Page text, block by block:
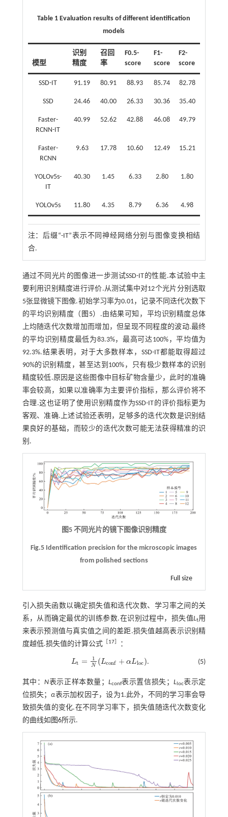
Table 1 Evaluation results of different identification
models
模型
识别
精度
召回
率
F0.5-
score
F1-
score
F2-
score
SSD-IT 91.19 80.91 88.93 85.74 82.78
SSD 24.46 40.00 26.33 30.36 35.40
Faster-
RCNN-IT
40.99 52.62 42.88 46.08 49.79
Faster-
RCNN
9.63 17.78 10.60 12.49 15.21
YOLOv5s-
IT
40.30 1.45 6.33 2.80 1.80
YOLOv5s 11.80 4.35 8.79 6.36 4.98
注： 后缀“-IT”表示不同神经网络分别与图像变换相结
合.
通过不同光片的图像进一步测试SSD-IT的性能.本试验中主
要利用识别精度进行评价.从测试集中对12个光片分别选取
5张显微镜下图像.初始学习率为0.01，记录不同迭代次数下
的平均识别精度（ 图5）.由结果可知，平均识别精度总体
上均随迭代次数增加而增加，但呈现不同程度的波动.最终
的平均识别精度最低为83.3%，最高可达100%，平均值为
92.3%.结果表明，对于大多数样本，SSD-IT都能取得超过
90%的识别精度，甚至达到100%，只有极少数样本的识别
精度较低.原因是这些图像中目标矿物含量少，此时的准确
率会较高，如果以准确率为主要评价指标，那么评价将不
合理.这也证明了使用识别精度作为SSD-IT的评价指标更为
客观、准确.上述试验还表明，足够多的迭代次数是识别结
果良好的基础，而较少的迭代次数可能无法获得精准的识
别.
图5 不同光片的镜下图像识别精度
Fig.5 Identification precision for the microscopic images
from polished sections
Full size
引入损失函数以确定损失值和迭代次数、学习率之间的关
系，从而确定最优的训练参数.在识别过程中，损失值Lt用
来表示预测值与真实值之间的差距.损失值越高表示识别精
度越低.损失值的计算公式［ 17］ ：
Lt = 1
N ( Lconf + α Lloc)
Lt= 1N Lconf+αL oc ) . (5)
其中：N表示正样本数量； Lconf表示置信损失； Lloc表示定
位损失；α表示加权因子，设为1.此外，不同的学习率会导
致损失值的变化.在不同学习率下，损失值随迭代次数变化
的曲线如 图6所示.